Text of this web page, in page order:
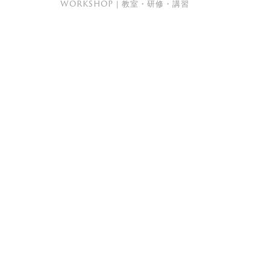
WORKSHOP｜教室・研修・講習